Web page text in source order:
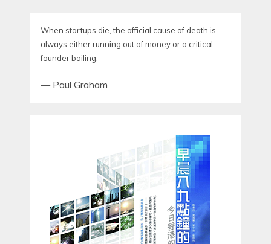
When startups die, the official cause of death is
always either running out of money or a critical
founder bailing.
— Paul Graham